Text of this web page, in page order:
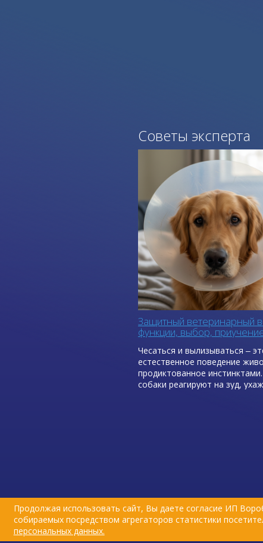
Продолжая использовать сайт, Вы даете согласие ИП
собираемых посредством агрегаторов статистики
персональных данных.
Советы эксперта
Защитный ветеринарный
функции, выбор,
Чесаться и вылизываться ‒
естественное поведение
продиктованное
собаки реагируют на зуд,